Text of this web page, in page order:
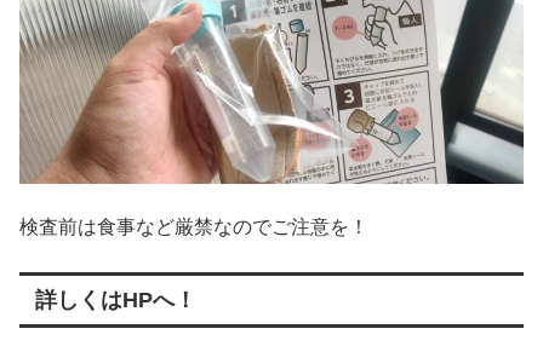
検査前は食事など厳禁なのでご注意を！
詳しくはHPへ！